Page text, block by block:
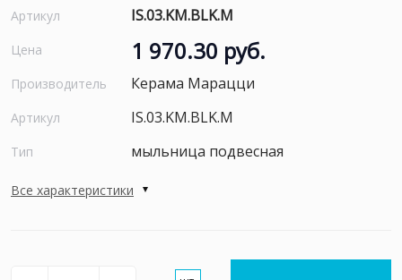
Артикул IS.03.KM.BLK.M
Цена 1 970.30 руб.
Производитель Керама Марацци
Артикул IS.03.KM.BLK.M
Тип мыльница подвесная
Все характеристики